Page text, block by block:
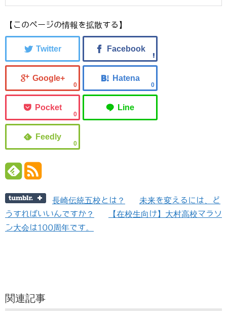
【このページの情報を拡散する】
0 0
0
0
長崎伝統五校とは？
未来を変えるには、ど
うすればいいんですか？
【在校生向け】大村高校マラソ
ン大会は100周年です。
関連記事